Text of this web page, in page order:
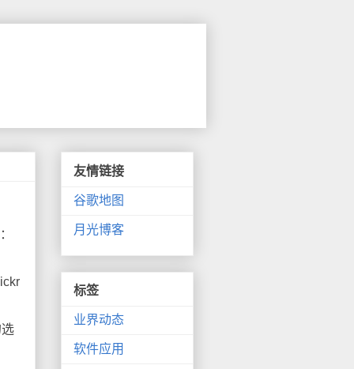
友情链接
谷歌地图
月光博客
标签
业界动态
软件应用